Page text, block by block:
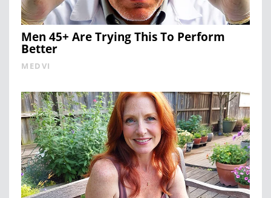
Men 45+ Are Trying This To Perform
Better
MEDVI